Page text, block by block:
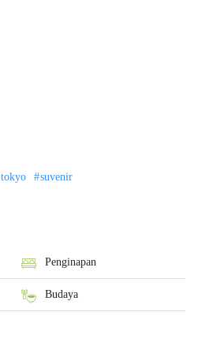
tokyo suvenir
Penginapan
Budaya